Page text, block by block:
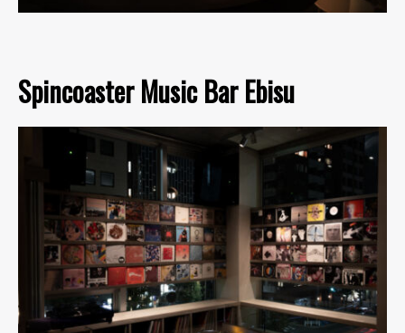
Spincoaster Music Bar Ebisu